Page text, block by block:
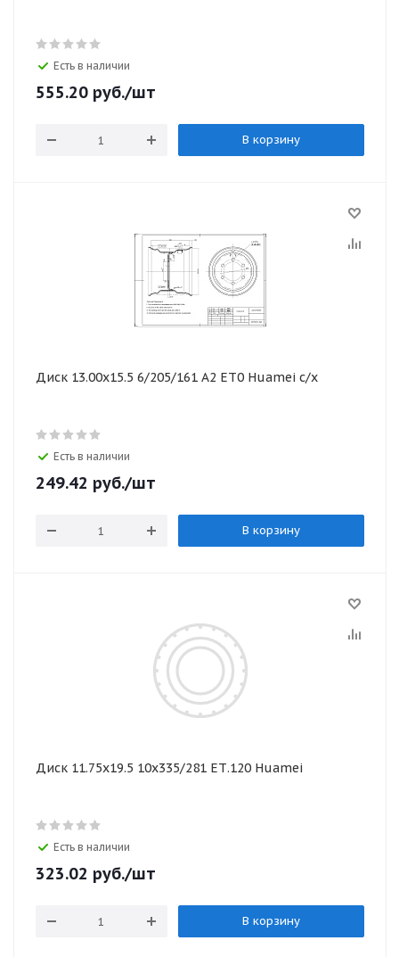
Есть в наличии
555.20 руб./шт
В корзину
Диск 13.00х15.5 6/205/161 А2 ЕТ0 Huamei с/х
Есть в наличии
249.42 руб./шт
В корзину
Диск 11.75х19.5 10x335/281 ЕТ.120 Huamei
Есть в наличии
323.02 руб./шт
В корзину